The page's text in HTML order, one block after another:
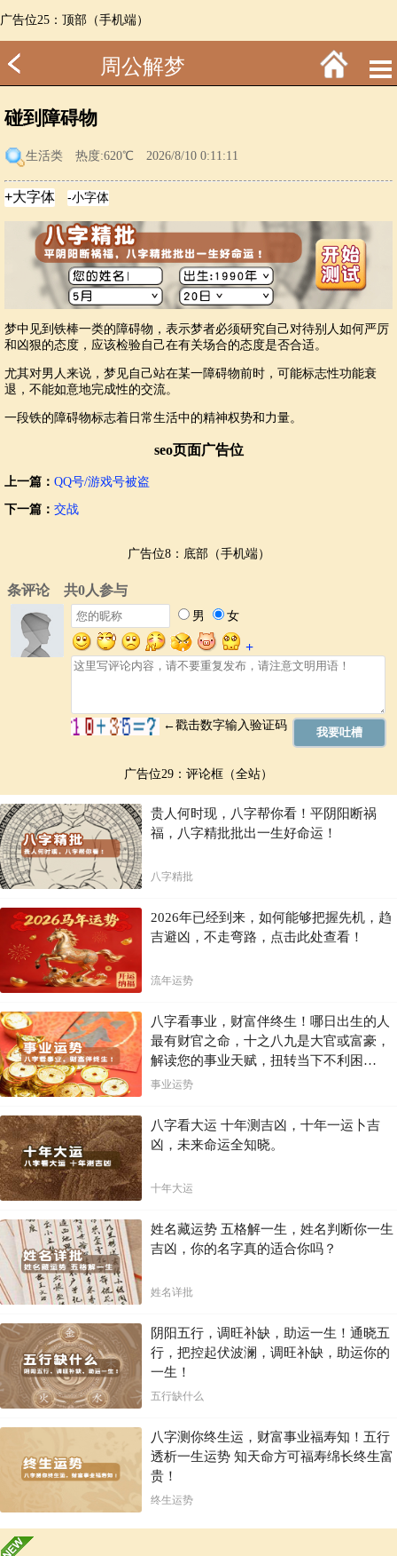
广告位25：顶部（手机端）
周公解梦
碰到障碍物
生活类 热度:620℃ 2026/8/10 0:11:11
梦中见到铁棒一类的障碍物，表示梦者必须研究自己对待别人如何严厉
和凶狠的态度，应该检验自己在有关场合的态度是否合适。
尤其对男人来说，梦见自己站在某一障碍物前时，可能标志性功能衰
退，不能如意地完成性的交流。
一段铁的障碍物标志着日常生活中的精神权势和力量。
seo页面广告位
上一篇： QQ号/游戏号被盗
下一篇： 交战
广告位8：底部（手机端）
广告位29：评论框（全站）
贵人何时现，八字帮你看！平阴阳断祸
福，八字精批批出一生好命运！
八字精批
2026年已经到来，如何能够把握先机，趋
吉避凶，不走弯路，点击此处查看！
流年运势
八字看事业，财富伴终生！哪日出生的人
最有财官之命，十之八九是大官或富豪，
解读您的事业天赋，扭转当下不利困
局！！
事业运势
八字看大运 十年测吉凶，十年一运卜吉
凶，未来命运全知晓。
十年大运
姓名藏运势 五格解一生，姓名判断你一生
吉凶，你的名字真的适合你吗？
姓名详批
阴阳五行，调旺补缺，助运一生！通晓五
行，把控起伏波澜，调旺补缺，助运你的
一生！
五行缺什么
八字测你终生运，财富事业福寿知！五行
透析一生运势 知天命方可福寿绵长终生富
贵！
终生运势